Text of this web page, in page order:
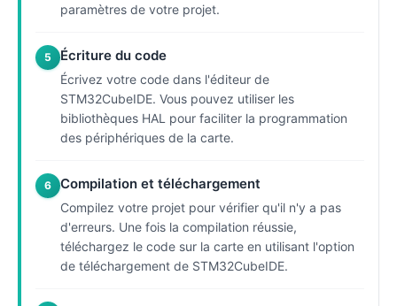
paramètres de votre projet.
5 Écriture du code
Écrivez votre code dans l'éditeur de
STM32CubeIDE. Vous pouvez utiliser les
bibliothèques HAL pour faciliter la programmation
des périphériques de la carte.
6 Compilation et téléchargement
Compilez votre projet pour vérifier qu'il n'y a pas
d'erreurs. Une fois la compilation réussie,
téléchargez le code sur la carte en utilisant l'option
de téléchargement de STM32CubeIDE.